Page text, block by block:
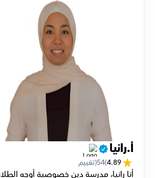
أ.رانيا
4.89
(
54(تقييم